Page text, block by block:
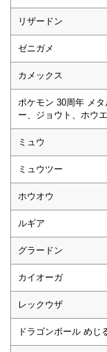
リザードン
ゼニガメ
カメックス
ポケモン 30周年 メ
ー、ジョウト、ホウ
ミュウ
ミュウツー
ホウオウ
ルギア
グラードン
カイオーガ
レックウザ
ドラゴンボール めじ